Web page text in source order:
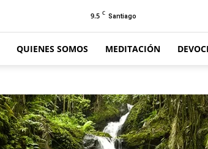
9.5 C Santiago
QUIENES SOMOS MEDITACIÓN